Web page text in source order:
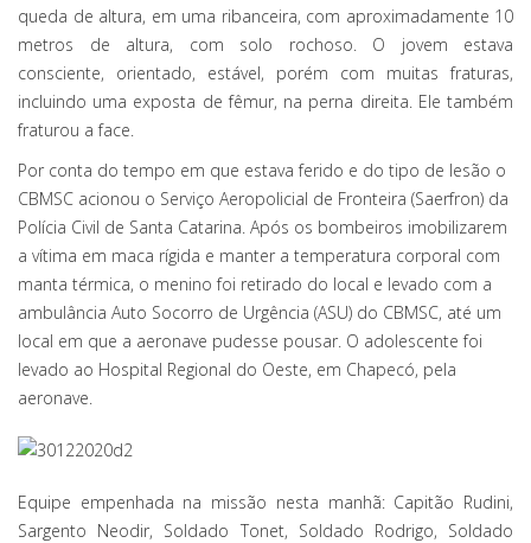
queda de altura, em uma ribanceira, com aproximadamente 10
metros de altura, com solo rochoso. O jovem estava
consciente, orientado, estável, porém com muitas fraturas,
incluindo uma exposta de fêmur, na perna direita. Ele também
fraturou a face.
Por conta do tempo em que estava ferido e do tipo de lesão o
CBMSC acionou o Serviço Aeropolicial de Fronteira (Saerfron) da
Polícia Civil de Santa Catarina. Após os bombeiros imobilizarem
a vítima em maca rígida e manter a temperatura corporal com
manta térmica, o menino foi retirado do local e levado com a
ambulância Auto Socorro de Urgência (ASU) do CBMSC, até um
local em que a aeronave pudesse pousar. O adolescente foi
levado ao Hospital Regional do Oeste, em Chapecó, pela
aeronave.
Equipe empenhada na missão nesta manhã: Capitão Rudini,
Sargento Neodir, Soldado Tonet, Soldado Rodrigo, Soldado